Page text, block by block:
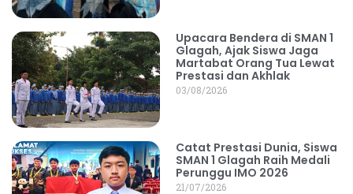
Upacara Bendera di SMAN 1
Glagah, Ajak Siswa Jaga
Martabat Orang Tua Lewat
Prestasi dan Akhlak
03/08/2026
Catat Prestasi Dunia, Siswa
SMAN 1 Glagah Raih Medali
Perunggu IMO 2026
21/07/2026